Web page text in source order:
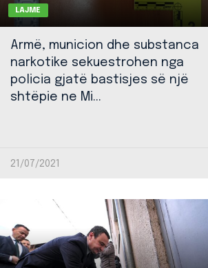
LAJME
Armë, municion dhe substanca
narkotike sekuestrohen nga
policia gjatë bastisjes së një
shtëpie ne Mi...
21/07/2021